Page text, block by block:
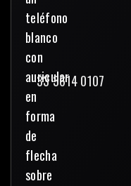
33 3614 0107